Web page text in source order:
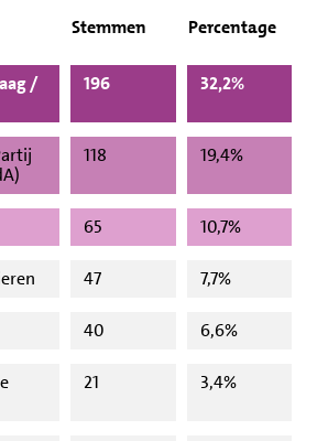
Stemmen Percentage
/
196 32,2%
118 19,4%
65 10,7%
47 7,7%
40 6,6%
21 3,4%